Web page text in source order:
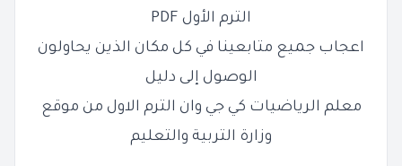
الترم الأول PDF
اعجاب جميع متابعينا في كل مكان الذين يحاولون
الوصول إلى دليل
معلم الرياضيات كي جي وان الترم الاول من موقع
وزارة التربية والتعليم